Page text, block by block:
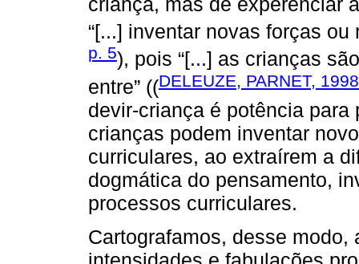
“[...] inventar novas forças ou
p. 5), pois “[...] as crianças
entre” ((DELEUZE, PARNET,
devir-criança é potência
crianças podem inventar
curriculares, ao extraírem a
dogmática do pensamento,
processos curriculares.
Cartografamos, desse